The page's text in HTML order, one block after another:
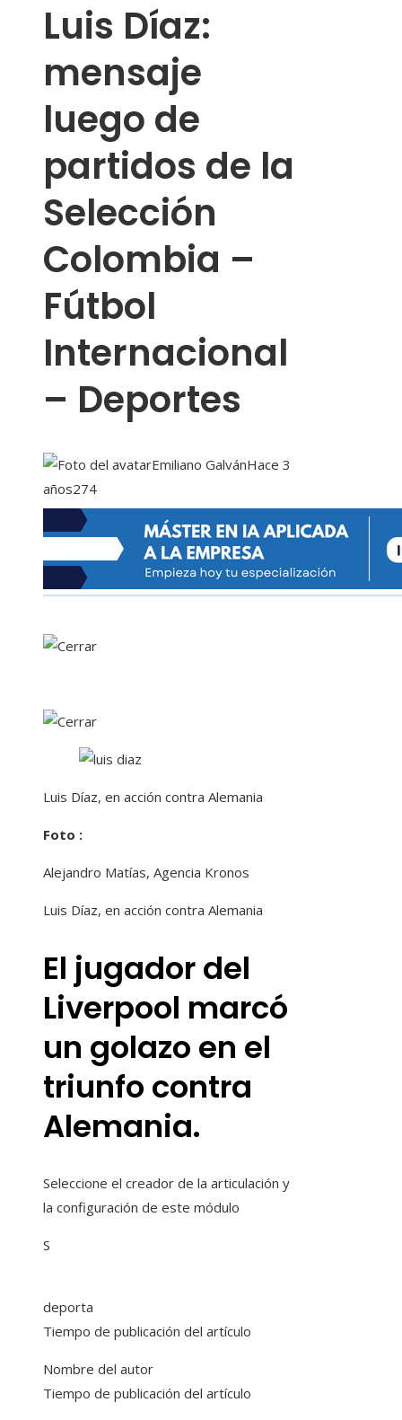
Luis Díaz:
mensaje
luego de
partidos de la
Selección
Colombia –
Fútbol
Internacional
– Deportes
Emiliano GalvánHace 3
años274
Luis Díaz, en acción contra Alemania
Foto :
Alejandro Matías, Agencia Kronos
Luis Díaz, en acción contra Alemania
El jugador del
Liverpool marcó
un golazo en el
triunfo contra
Alemania.
Seleccione el creador de la articulación y
la configuración de este módulo
S
deporta
Tiempo de publicación del artículo
Nombre del autor
Tiempo de publicación del artículo